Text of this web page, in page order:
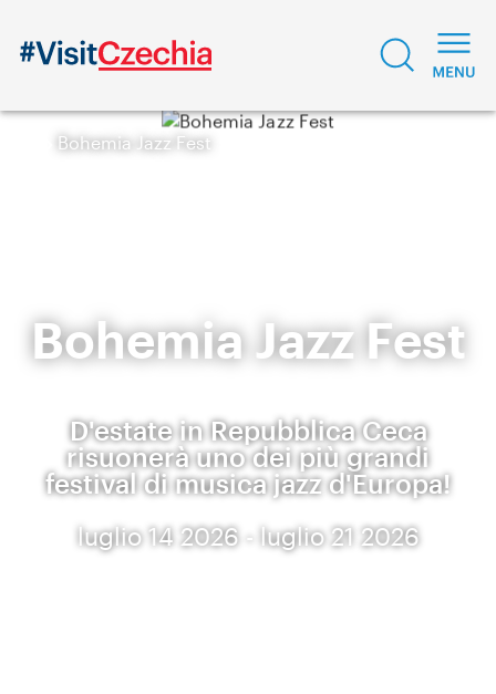
Bohemia Jazz Fest
Bohemia Jazz Fest
D'estate in Repubblica Ceca
risuonerà uno dei più grandi
festival di musica jazz d'Europa!
luglio 14 2026 - luglio 21 2026